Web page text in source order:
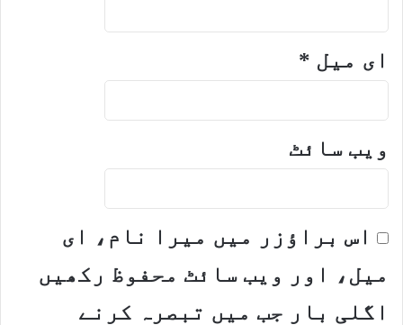
ای میل *
ویب‌ سائٹ
اس براؤزر میں میرا نام، ای
میل، اور ویب سائٹ محفوظ رکھیں
اگلی بار جب میں تبصرہ کرنے